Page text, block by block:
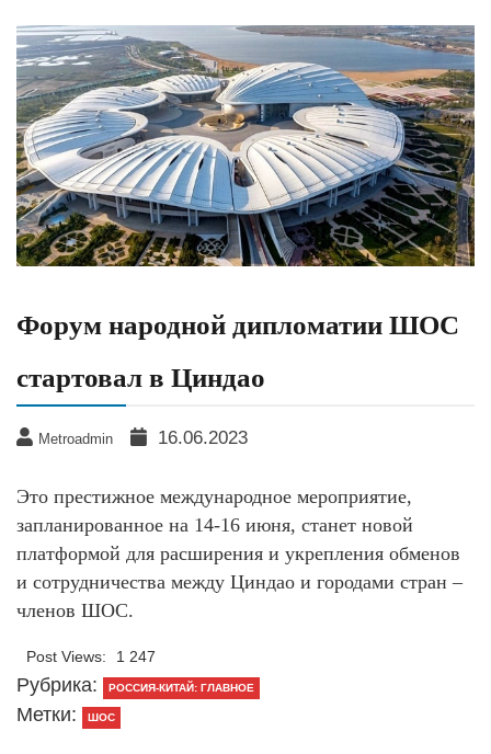
Форум народной дипломатии ШОС
стартовал в Циндао
Metroadmin 16.06.2023
Это престижное международное мероприятие,
запланированное на 14-16 июня, станет новой
платформой для расширения и укрепления обменов
и сотрудничества между Циндао и городами стран –
членов ШОС.
Post Views: 1 247
Рубрика: РОССИЯ-КИТАЙ: ГЛАВНОЕ
Метки: ШОС